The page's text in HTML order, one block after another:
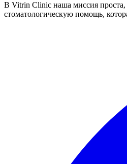
В Vitrin Clinic наша миссия проста,
стоматологическую помощь,